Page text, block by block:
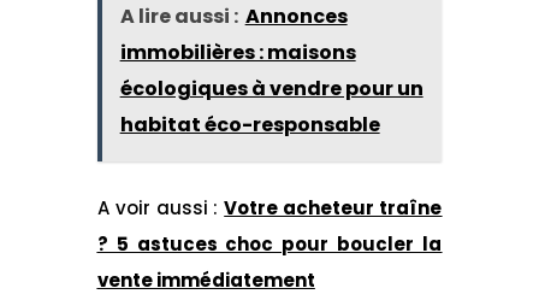
A lire aussi : Annonces
immobilières : maisons
écologiques à vendre pour un
habitat éco-responsable
A voir aussi :Votre acheteur traîne
? 5 astuces choc pour boucler la
vente immédiatement